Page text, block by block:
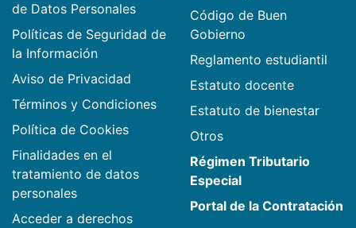
de Datos Personales
Políticas de Seguridad de
la Información
Aviso de Privacidad
Términos y Condiciones
Política de Cookies
Finalidades en el
tratamiento de datos
personales
Acceder a derechos
Código de Buen
Gobierno
Reglamento estudiantil
Estatuto docente
Estatuto de bienestar
Otros
Régimen Tributario
Especial
Portal de la Contratación